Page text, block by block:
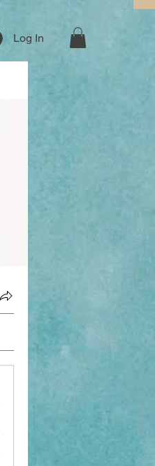
Log In